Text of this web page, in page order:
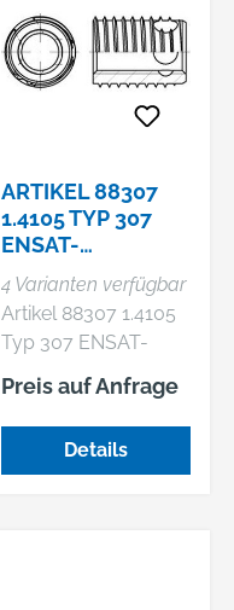
ARTIKEL 88307
1.4105 TYP 307
ENSAT-
GEWINDEEINSÄT
ZE TYP 307, KURZ,
SELBSTSCHN., S
4 Varianten verfügbar
Artikel 88307 1.4105
Typ 307 ENSAT-
Gewindeeinsätze Typ
307, kurz,
selbstschn.,
Schneidbohrungen,
Preis auf Anfrage
Details